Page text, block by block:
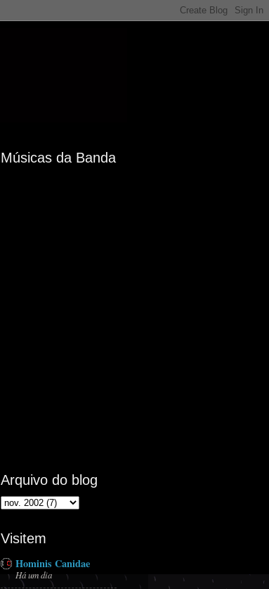
Músicas da Banda
Arquivo do blog
Visitem
Hominis Canidae
Há um dia